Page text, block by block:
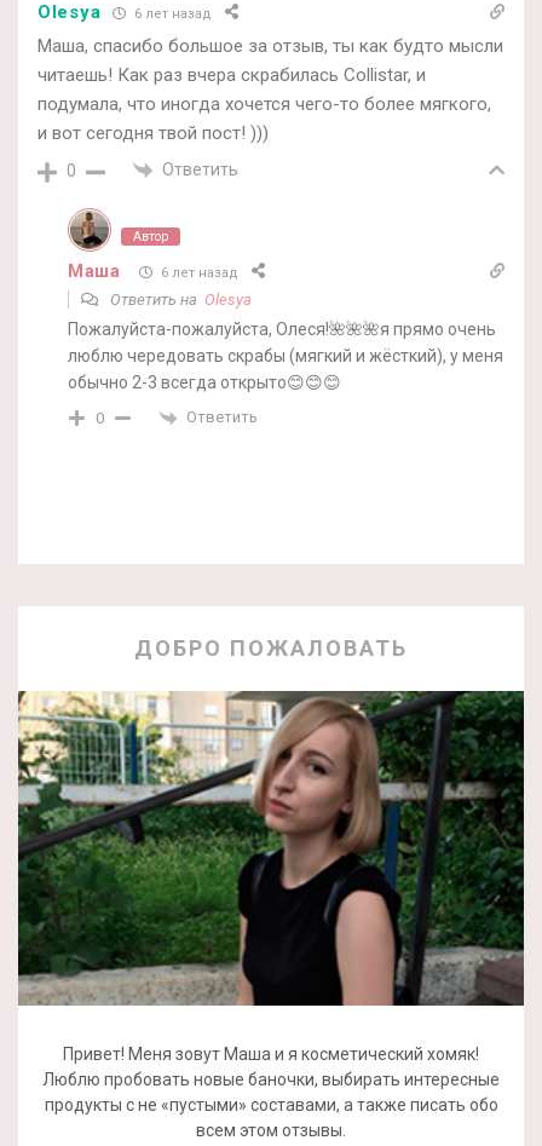
Olesya 6 лет назад
Маша, спасибо большое за отзыв, ты как будто мысли
читаешь! Как раз вчера скрабилась Collistar, и
подумала, что иногда хочется чего-то более мягкого,
и вот сегодня твой пост! )))
0 Ответить
Автор
Маша 6 лет назад
Ответить на Olesya
Пожалуйста-пожалуйста, Олеся!🌺🌺🌺я прямо очень
люблю чередовать скрабы (мягкий и жёсткий), у меня
обычно 2-3 всегда открыто😊😊😊
0 Ответить
ДОБРО ПОЖАЛОВАТЬ
Привет! Меня зовут Маша и я косметический хомяк!
Люблю пробовать новые баночки, выбирать интересные
продукты с не «пустыми» составами, а также писать обо
всем этом отзывы.